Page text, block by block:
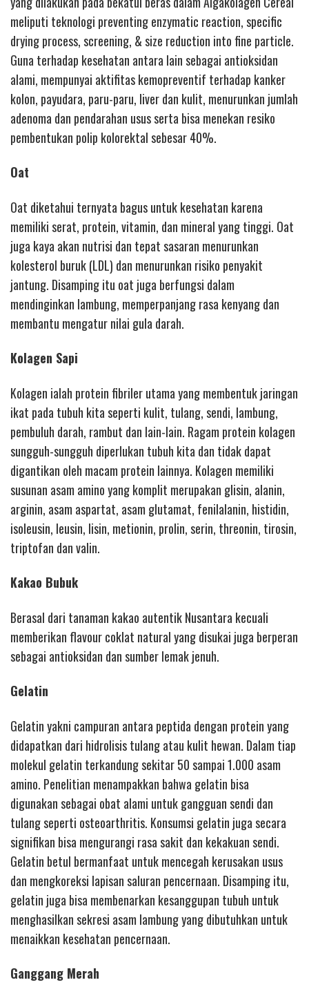
meliputi teknologi preventing enzymatic reaction, specific
drying process, screening, & size reduction into fine particle.
Guna terhadap kesehatan antara lain sebagai antioksidan
alami, mempunyai aktifitas kemopreventif terhadap kanker
kolon, payudara, paru-paru, liver dan kulit, menurunkan jumlah
adenoma dan pendarahan usus serta bisa menekan resiko
pembentukan polip kolorektal sebesar 40%.
Oat
Oat diketahui ternyata bagus untuk kesehatan karena
memiliki serat, protein, vitamin, dan mineral yang tinggi. Oat
juga kaya akan nutrisi dan tepat sasaran menurunkan
kolesterol buruk (LDL) dan menurunkan risiko penyakit
jantung. Disamping itu oat juga berfungsi dalam
mendinginkan lambung, memperpanjang rasa kenyang dan
membantu mengatur nilai gula darah.
Kolagen Sapi
Kolagen ialah protein fibriler utama yang membentuk jaringan
ikat pada tubuh kita seperti kulit, tulang, sendi, lambung,
pembuluh darah, rambut dan lain-lain. Ragam protein kolagen
sungguh-sungguh diperlukan tubuh kita dan tidak dapat
digantikan oleh macam protein lainnya. Kolagen memiliki
susunan asam amino yang komplit merupakan glisin, alanin,
arginin, asam aspartat, asam glutamat, fenilalanin, histidin,
isoleusin, leusin, lisin, metionin, prolin, serin, threonin, tirosin,
triptofan dan valin.
Kakao Bubuk
Berasal dari tanaman kakao autentik Nusantara kecuali
memberikan flavour coklat natural yang disukai juga berperan
sebagai antioksidan dan sumber lemak jenuh.
Gelatin
Gelatin yakni campuran antara peptida dengan protein yang
didapatkan dari hidrolisis tulang atau kulit hewan. Dalam tiap
molekul gelatin terkandung sekitar 50 sampai 1.000 asam
amino. Penelitian menampakkan bahwa gelatin bisa
digunakan sebagai obat alami untuk gangguan sendi dan
tulang seperti osteoarthritis. Konsumsi gelatin juga secara
signifikan bisa mengurangi rasa sakit dan kekakuan sendi.
Gelatin betul bermanfaat untuk mencegah kerusakan usus
dan mengkoreksi lapisan saluran pencernaan. Disamping itu,
gelatin juga bisa membenarkan kesanggupan tubuh untuk
menghasilkan sekresi asam lambung yang dibutuhkan untuk
menaikkan kesehatan pencernaan.
Ganggang Merah